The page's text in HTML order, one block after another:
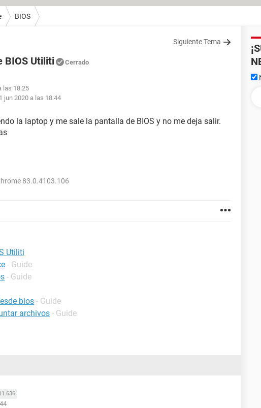
BIOS
Siguiente Tema
BIOS Utiliti Cerrado
las 18:25
jun 2020 a las 18:44
la laptop y me sale la pantalla de BIOS y no me deja salir.
83.0.4103.106
Utiliti
- Guide
- Guide
bios - Guide
archivos - Guide